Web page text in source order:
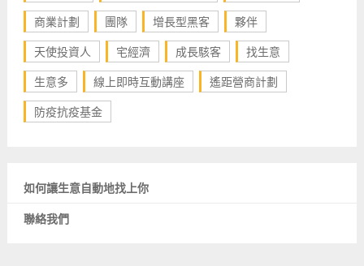
商業計劃
團隊 增長型黑客
夥伴
天使投資人
宅經濟 成長駭客
找生意
生意多
線上即時互動講座
遙距營商計劃
防疫抗疫基金
如何讓生意自動地找上你
聯絡我們